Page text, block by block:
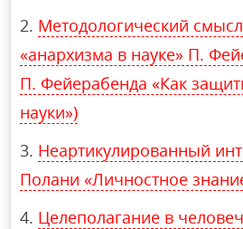
Методологический
«анархизма в науке» П.
П. Фейерабенда «Как
науки»)
Неартикулированный
Полани «Личностное
Целеполагание в